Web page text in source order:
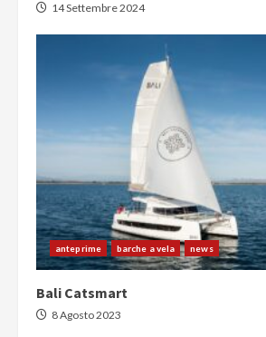
14 Settembre 2024
anteprime barche a vela news
Bali Catsmart
8 Agosto 2023